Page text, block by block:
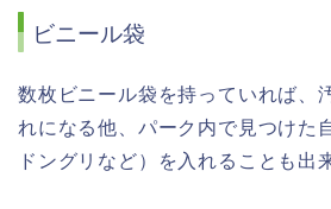
ビニール袋
数枚ビニール袋を持っていれば、
れになる他、パーク内で見つけた
ドングリなど）を入れることも出